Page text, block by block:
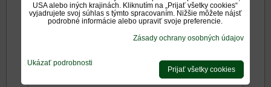
Meno: *
USA alebo iných krajinách. Kliknutím na „Prijať všetky cookies“
vyjadrujete svoj súhlas s týmto spracovaním. Nižšie môžete nájsť
podrobné informácie alebo upraviť svoje preferencie.
Zásady ochrany osobných údajov
Ukázať podrobnosti
Prijať všetky cookies